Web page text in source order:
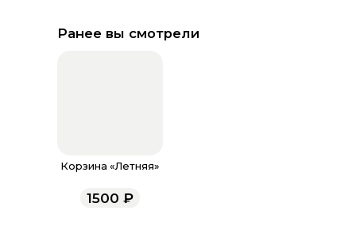
Ранее вы смотрели
Корзина «Летняя»
1500 ₽